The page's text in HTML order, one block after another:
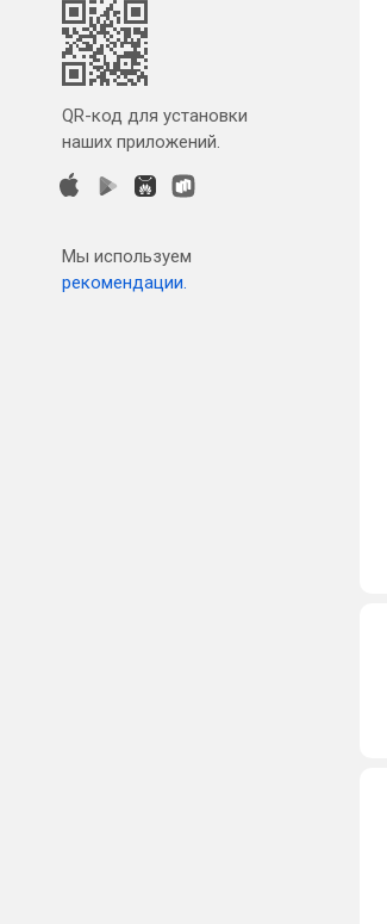
QR-код для установки
наших приложений.
Мы используем
рекомендации.